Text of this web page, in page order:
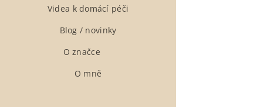
Videa k domácí péči
Blog / novinky
O značce ❤
O mně